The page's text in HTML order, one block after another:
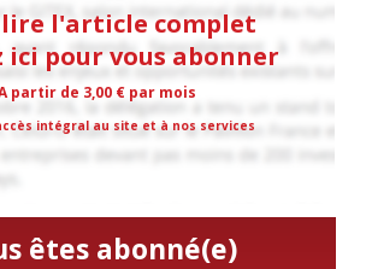
lire l'article complet
ici pour vous abonner
partir de 3,00 € par mois
intégral au site et à nos services
êtes abonné(e)